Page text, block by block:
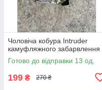
Чоловіча кобура Intruder
камуфляжного забарвлення
Готово до відправки 13 од.
199 ₴ 270 ₴